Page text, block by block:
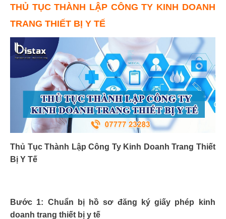
THỦ TỤC THÀNH LẬP CÔNG TY KINH DOANH
TRANG THIẾT BỊ Y TẾ
Thủ Tục Thành Lập Công Ty Kinh Doanh Trang Thiết
Bị Y Tế
Bước 1: Chuẩn bị hồ sơ đăng ký giấy phép kinh
doanh trang thiết bị y tế